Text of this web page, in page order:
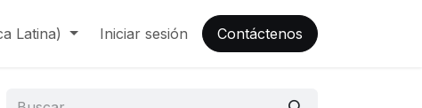
Latina) Iniciar sesión Contáctenos